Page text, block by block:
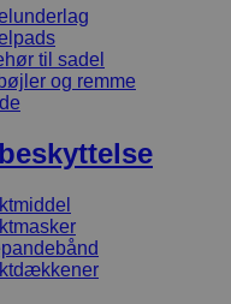
til sadel
og remme